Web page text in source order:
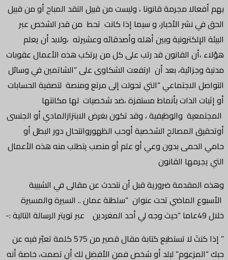
بهم أفعالا مجرمة قانونا ، وليست من قبيل النقد المباح أو من قبيل
الحق في نشر الأخبار، و سيما إذا كانت تحط من قدر الشخص عبر
البيئة الإلكترونية وبين أهله وأصدقائه وعشيرته ،ولابد أن يعلم
هؤلاء ،أن القانون قد رتب على كل من يرتكب هذه الأعمال عقوبات
مدنية وجزائية، بعد أن ارتفعت الشكاوى على “الشاتمين في وسائل
التواصل الاجتماعي “التي تحولت إلى مرتع ومنصة لتصفية الحسابات
أو إثبات الذات بأنماط مستفزة ،ضد شخصيات لها مكانتها
المجتمعية والوظيفية ، وقد تكون بغرض الابتزازالمادي أو الجنسى
أوتحقيق المصالح الشخصية أوحب الظهوروانتحال دور البطل أو
حامي الحمى بدون وعي أو علم أو منصب يتطلب منه هذه الأعمال
التي يجرمها القانون
وهذه المقدمة ضرورية قبل أن نتحدث عن مقالى في الشبيبة
الأسبوع الماضي تحت عنوان “سلطنة عمان .. السيرة والمسيرة
خلال 49عاما “حيث وجه لي أحد المغردين عبر تويتر الرسالة التالية :-
” إذا كنتَ لا تستطيع كتابة مقال قصير من 575 كلمة تعبّر فيه عن
حبك “المزعوم” لبلد أو شخص فمن الأفضل لك أن تصمت، خاصة أنه